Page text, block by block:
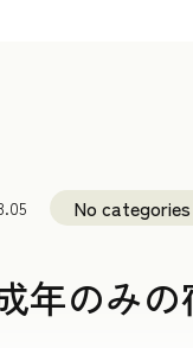
No categories
年のみ